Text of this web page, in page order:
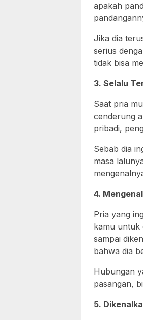
apakah
Jika dia
serius
tidak bisa
3. Selalu
Saat pria
cenderung
pribadi,
Sebab dia
masa
4.
Pria yang
kamu untuk
sampai
bahwa dia
Hubungan
pasangan,
5.